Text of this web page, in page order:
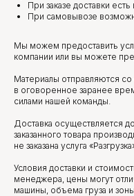
При заказе доставки
При самовывозе
Мы можем предоставить
компании или вы можете
Материалы отправляются со
в оговоренное заранее
силами нашей команды.
Доставка осуществляется
заказанного товара
не заказана услуга
Условия доставки и
менеджера, цены могут
машины, объема груза и зоны
Либо вы можете
консультации с нашим
ПОЛУЧИТЬ
vse.pilomaterialy@mail.ru
+7 (921) 844-47-77
+7 (926) 295-45-00